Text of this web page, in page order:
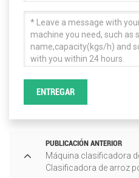
ENTREGAR
PUBLICACIÓN ANTERIOR
Máquina clasificadora
Clasificadora de arroz